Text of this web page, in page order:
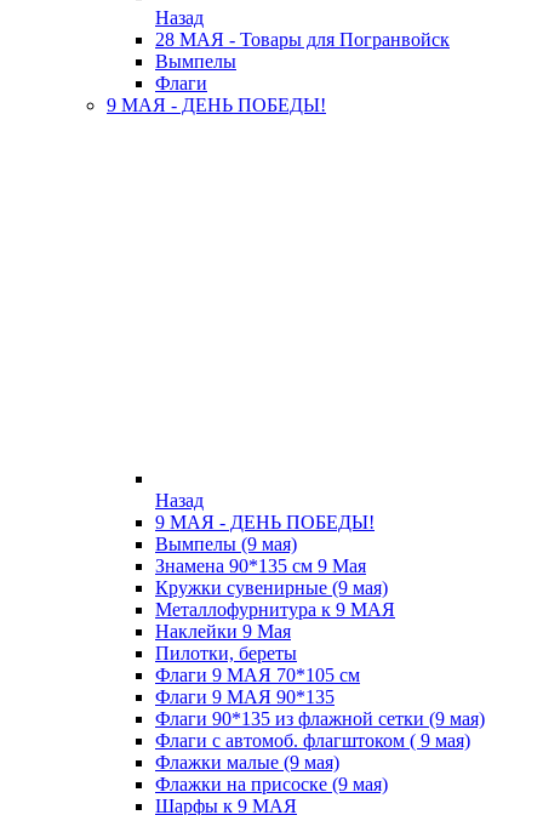
Назад
28 МАЯ - Товары для Погранвойск
Вымпелы
Флаги
9 МАЯ - ДЕНЬ ПОБЕДЫ!
Назад
9 МАЯ - ДЕНЬ ПОБЕДЫ!
Вымпелы (9 мая)
Знамена 90*135 см 9 Мая
Кружки cувенирные (9 мая)
Металлофурнитура к 9 МАЯ
Наклейки 9 Мая
Пилотки, береты
Флаги 9 МАЯ 70*105 см
Флаги 9 МАЯ 90*135
Флаги 90*135 из флажной сетки (9 мая)
Флаги с автомоб. флагштоком ( 9 мая)
Флажки малые (9 мая)
Флажки на присоске (9 мая)
Шарфы к 9 МАЯ